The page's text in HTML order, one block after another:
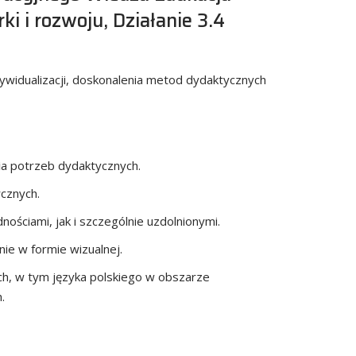
i rozwoju, Działanie 3.4
doskonalenia metod dydaktycznych
potrzeb dydaktycznych.
jak i szczególnie uzdolnionymi.
w formie wizualnej.
w tym języka polskiego w obszarze